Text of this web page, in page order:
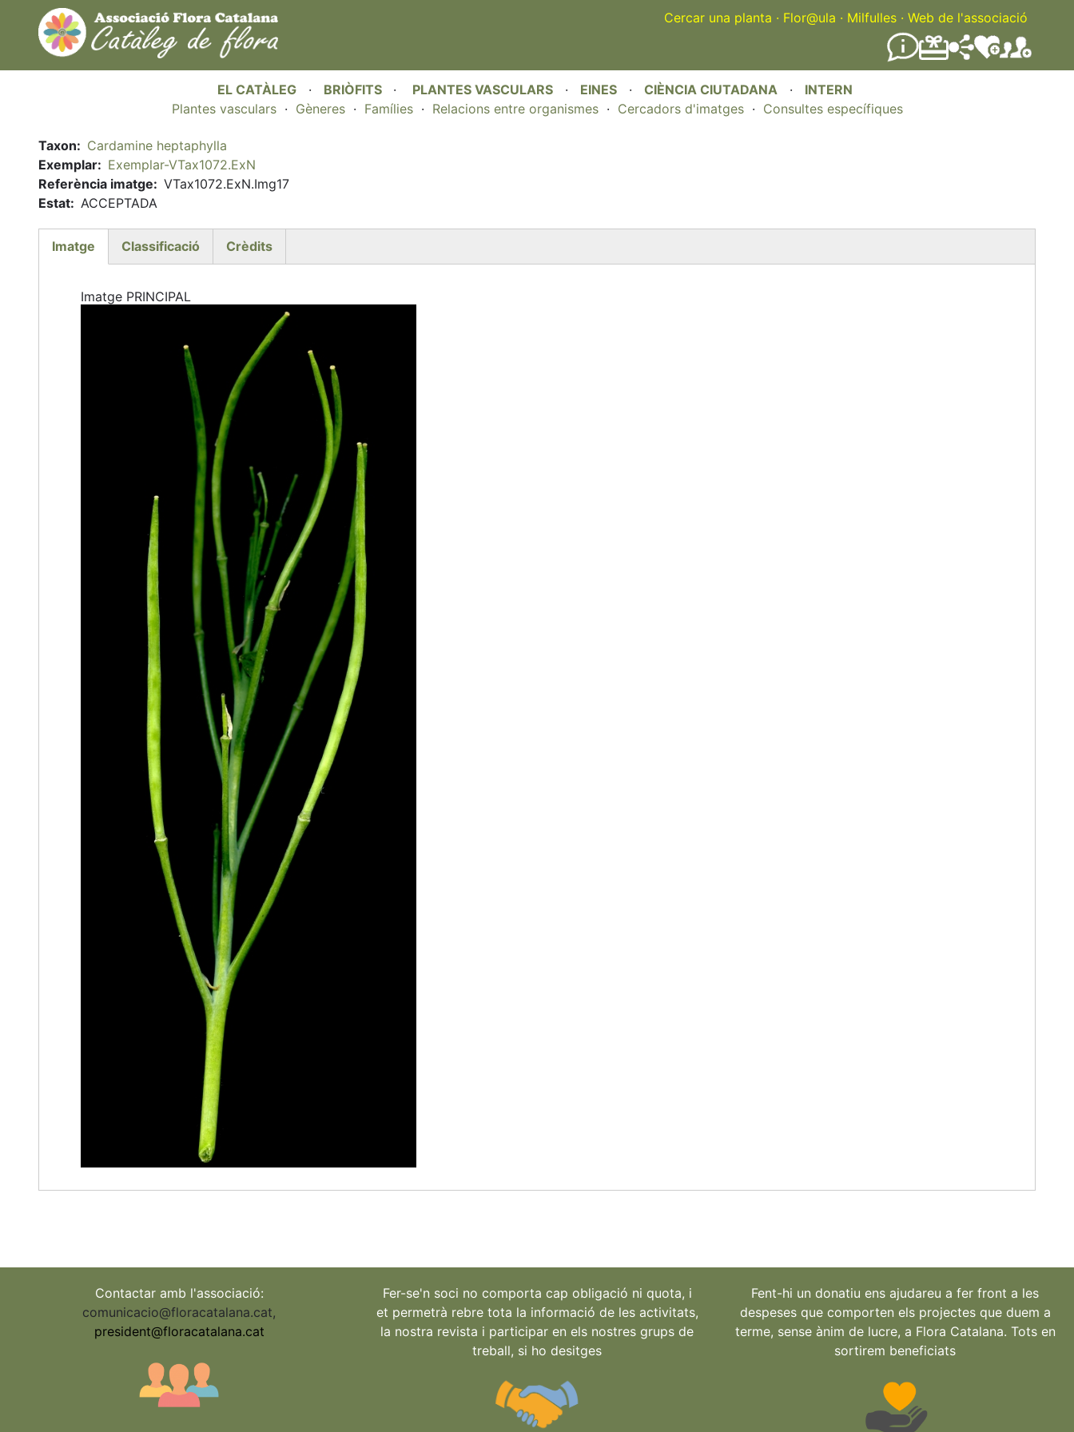
Cercar una planta · Flor@ula · Milfulles · Web de l'associació
EL CATÀLEG · BRIÒFITS · PLANTES VASCULARS · EINES · CIÈNCIA CIUTADANA · INTERN
Plantes vasculars· Gèneres· Famílies· Relacions entre organismes· Cercadors d'imatges· Consultes específiques
Taxon
Cardamine heptaphylla
Exemplar
Exemplar-VTax1072.ExN
Referència imatge
VTax1072.ExN.Img17
Estat
ACCEPTADA
Imatge
Classificació Crèdits
Imatge PRINCIPAL
Contactar amb l'associació:
comunicacio@floracatalana.cat,
president@floracatalana.cat
Fer-se'n soci no comporta cap obligació ni quota, i
et permetrà rebre tota la informació de les activitats,
la nostra revista i participar en els nostres grups de
treball, si ho desitges
Fent-hi un donatiu ens ajudareu a fer front a les
despeses que comporten els projectes que duem a
terme, sense ànim de lucre, a Flora Catalana. Tots en
sortirem beneficiats